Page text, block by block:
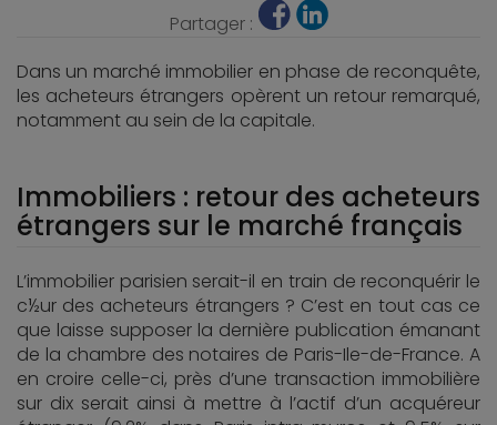
Partager :
Dans un marché immobilier en phase de reconquête,
les acheteurs étrangers opèrent un retour remarqué,
notamment au sein de la capitale.
Immobiliers : retour des acheteurs
étrangers sur le marché français
L’immobilier parisien serait-il en train de reconquérir le
c½ur des acheteurs étrangers ? C’est en tout cas ce
que laisse supposer la dernière publication émanant
de la chambre des notaires de Paris-Ile-de-France. A
en croire celle-ci, près d’une transaction immobilière
sur dix serait ainsi à mettre à l’actif d’un acquéreur